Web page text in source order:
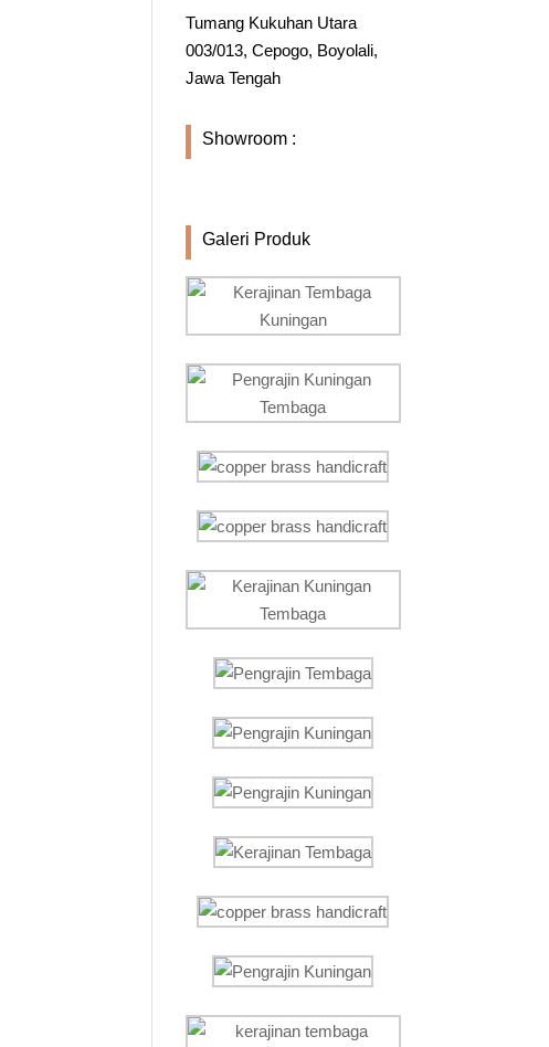
Tumang Kukuhan Utara
003/013, Cepogo, Boyolali,
Jawa Tengah
Showroom :
Galeri Produk